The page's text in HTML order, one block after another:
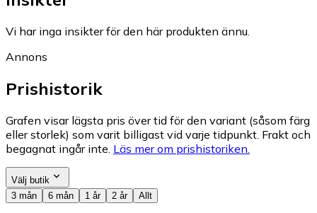
Vi har inga insikter för den här produkten ännu.
Annons
Prishistorik
Grafen visar lägsta pris över tid för den variant (såsom färg
eller storlek) som varit billigast vid varje tidpunkt. Frakt och
begagnat ingår inte. Läs mer om prishistoriken.
Välj butik
3 mån
6 mån 1 år 2 år Allt